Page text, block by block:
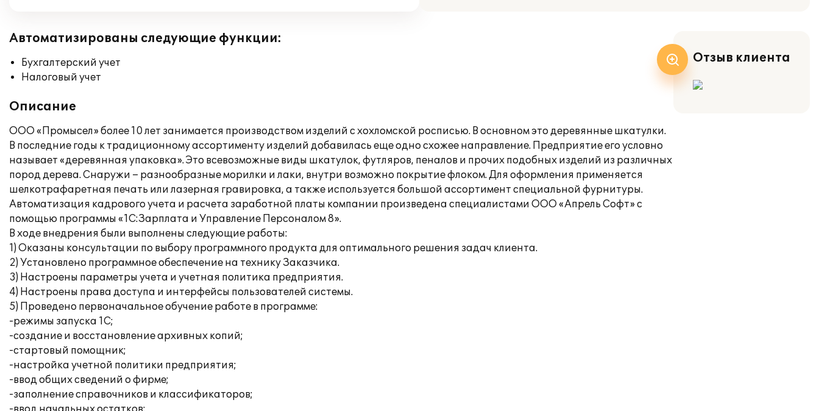
Автоматизированы следующие функции:
Бухгалтерский учет
Налоговый учет
Описание
ООО «Промысел» более 10 лет занимается производством изделий с хохломской росписью. В основном это деревянные шкатулки.
В последние годы к традиционному ассортименту изделий добавилась еще одно схожее направление. Предприятие его условно
называет «деревянная упаковка». Это всевозможные виды шкатулок, футляров, пеналов и прочих подобных изделий из различных
пород дерева. Снаружи – разнообразные морилки и лаки, внутри возможно покрытие флоком. Для оформления применяется
шелкотрафаретная печать или лазерная гравировка, а также используется большой ассортимент специальной фурнитуры.
Автоматизация кадрового учета и расчета заработной платы компании произведена специалистами ООО «Апрель Софт» с
помощью программы «1С:Зарплата и Управление Персоналом 8».
В ходе внедрения были выполнены следующие работы:
1) Оказаны консультации по выбору программного продукта для оптимального решения задач клиента.
2) Установлено программное обеспечение на технику Заказчика.
3) Настроены параметры учета и учетная политика предприятия.
4) Настроены права доступа и интерфейсы пользователей системы.
5) Проведено первоначальное обучение работе в программе:
-режимы запуска 1С;
-создание и восстановление архивных копий;
-стартовый помощник;
-настройка учетной политики предприятия;
-ввод общих сведений о фирме;
-заполнение справочников и классификаторов;
Отзыв клиента